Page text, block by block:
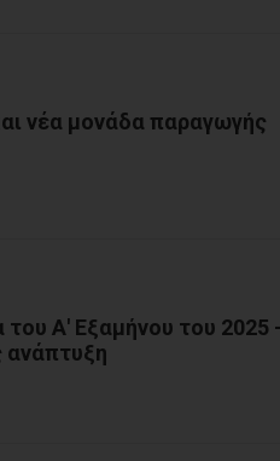
νέα μονάδα παραγωγής
Α' Εξαμήνου του 2025
ανάπτυξη